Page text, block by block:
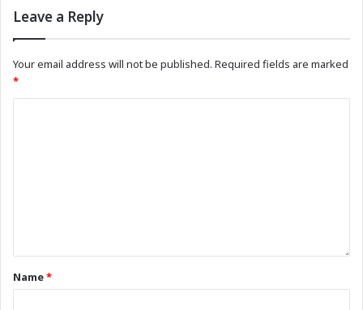
Leave a Reply
Your email address will not be published. Required fields are marked
*
Name*